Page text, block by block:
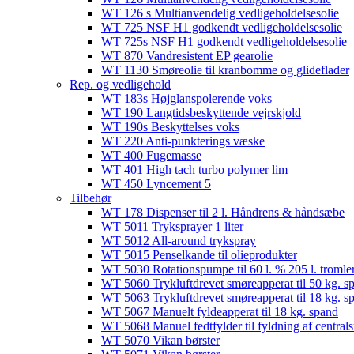
WT 126 s Multianvendelig vedligeholdelsesolie
WT 725 NSF H1 godkendt vedligeholdelsesolie​
WT 725s NSF H1 godkendt vedligeholdelsesolie​
WT 870 Vandresistent EP gearolie​
WT 1130 Smøreolie til kranbomme og glideflader​
Rep. og vedligehold
WT 183s Højglanspolerende voks
WT 190 Langtidsbeskyttende vejrskjold​
WT 190s Beskyttelses voks​
WT 220 Anti-punkterings væske
WT 400 Fugemasse
WT 401 High tach turbo polymer lim
WT 450 Lyncement 5
Tilbehør
WT 178 Dispenser til 2 l. Håndrens & håndsæbe
WT 5011 Tryksprayer 1 liter
WT 5012 All-around trykspray
WT 5015 Penselkande til olieprodukter
WT 5030 Rotationspumpe til 60 l. % 205 l.
WT 5060 Trykluftdrevet smøreapperat til 50 kg.
WT 5063 Trykluftdrevet smøreapperat til 18 kg.
WT 5067 Manuelt fyldeapperat til 18 kg. spand
WT 5068 Manuel fedtfylder til fyldning af
WT 5070 Vikan børster